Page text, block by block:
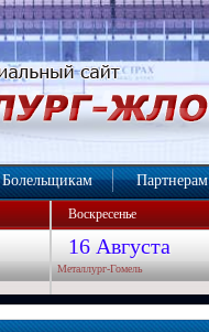
Болельщикам Партнерам
Воскресенье
16 Августа
Металлург-Гомель